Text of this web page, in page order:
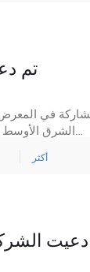
تم
الشرق الأوسط
أكثر
دعيت